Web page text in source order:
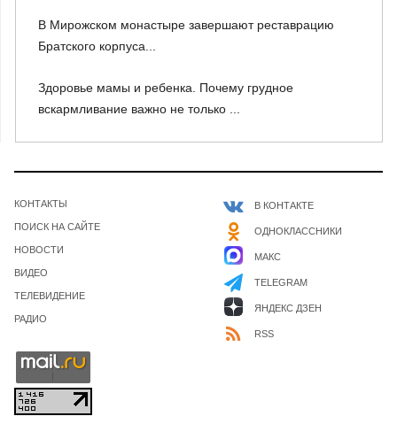
В Мирожском монастыре завершают реставрацию
Братского корпуса...
Здоровье мамы и ребенка. Почему грудное
вскармливание важно не только ...
КОНТАКТЫ
ПОИСК НА САЙТЕ
НОВОСТИ
ВИДЕО
ТЕЛЕВИДЕНИЕ
РАДИО
В КОНТАКТЕ
ОДНОКЛАССНИКИ
МАКС
TELEGRAM
ЯНДЕКС ДЗЕН
RSS